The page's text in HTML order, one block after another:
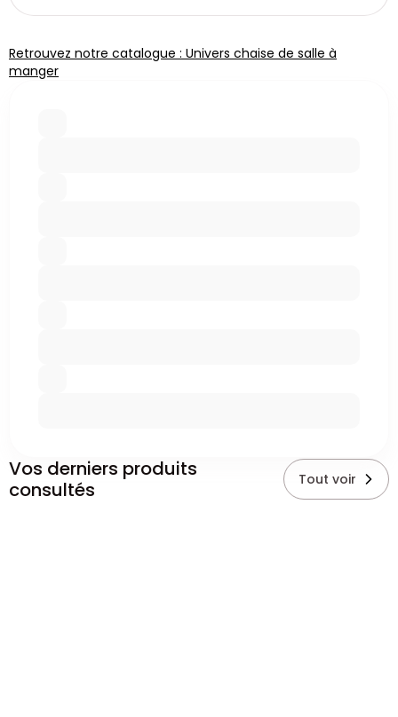
Retrouvez notre catalogue : Univers chaise de salle à
manger
Vos derniers produits
consultés
Tout voir